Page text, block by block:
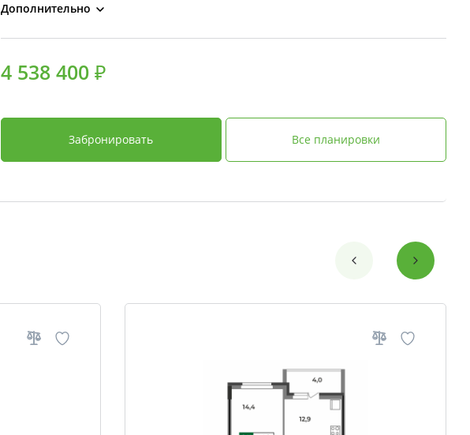
Дополнительно
4 538 400 ₽
Забронировать Все планировки